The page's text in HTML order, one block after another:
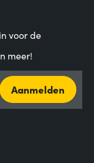
voor de
meer!
Aanmelden